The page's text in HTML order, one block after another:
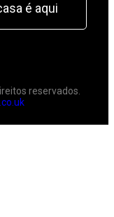
é aqui
reservados.